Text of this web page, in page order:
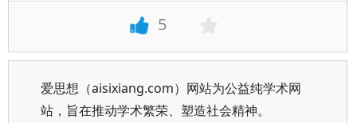
5
爱思想（aisixiang.com）网站为公益纯学术网
站，旨在推动学术繁荣、塑造社会精神。